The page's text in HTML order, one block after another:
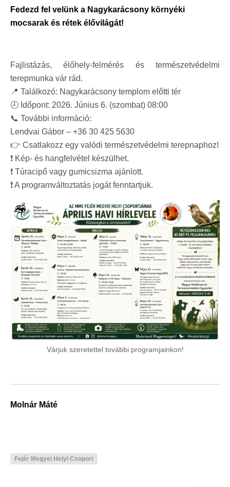
Fedezd fel velünk a Nagykarácsony környéki
mocsarak és rétek élővilágát!
Fajlistázás, élőhely-felmérés és természetvédelmi
terepmunka vár rád.
📍 Találkozó: Nagykarácsony templom előtti tér
🕗 Időpont: 2026. Június 6. (szombat) 08:00
📞 További információ:
Lendvai Gábor – +36 30 425 5630
👉 Csatlakozz egy valódi természetvédelmi terepnaphoz!
❗ Kép- és hangfelvétel készülhet.
❗ Túracipő vagy gumicsizma ajánlott.
❗ A programváltoztatás jogát fenntartjuk.
Várjuk szeretettel további programjainkon!
Molnár Máté
Fejér Megyei Helyi Csoport